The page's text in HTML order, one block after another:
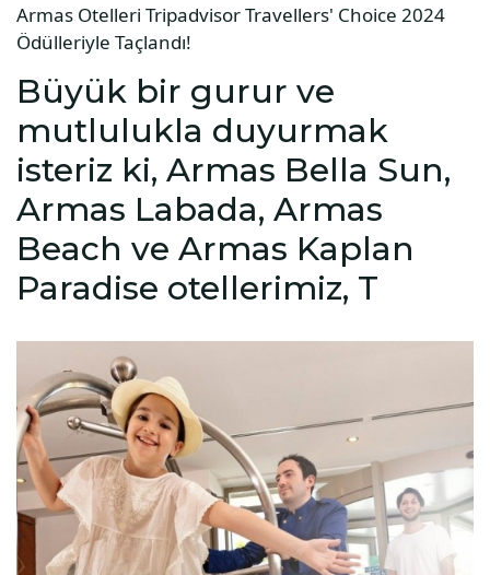
Armas Otelleri Tripadvisor Travellers' Choice 2024
Ödülleriyle Taçlandı!
Büyük bir gurur ve
mutlulukla duyurmak
isteriz ki, Armas Bella Sun,
Armas Labada, Armas
Beach ve Armas Kaplan
Paradise otellerimiz, T